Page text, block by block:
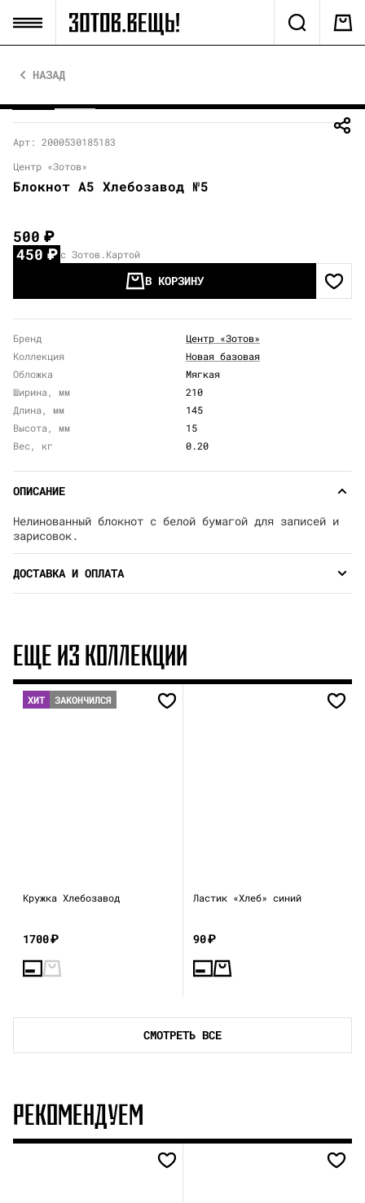
НАЗАД
Арт: 2000530185183
Центр «Зотов»
Блокнот А5 Хлебозавод №5
500₽
450₽ с Зотов.Картой
В КОРЗИНУ
Бренд
Центр «Зотов»
Коллекция
Новая базовая
Обложка
Мягкая
Ширина, мм
210
Длина, мм
145
Высота, мм
15
Вес, кг
0.20
ОПИСАНИЕ
Нелинованный блокнот с белой бумагой для записей и
зарисовок.
ДОСТАВКА И ОПЛАТА
ЕЩЕ ИЗ КОЛЛЕКЦИИ
ХИТ ЗАКОНЧИЛСЯ
Кружка Хлебозавод
1700₽
Ластик «Хлеб» синий
90₽
СМОТРЕТЬ ВСЕ
РЕКОМЕНДУЕМ